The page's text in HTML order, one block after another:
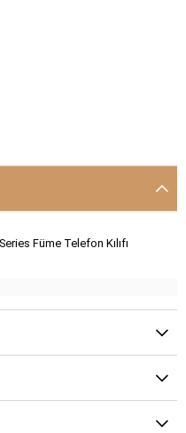
Füme Telefon Kılıfı